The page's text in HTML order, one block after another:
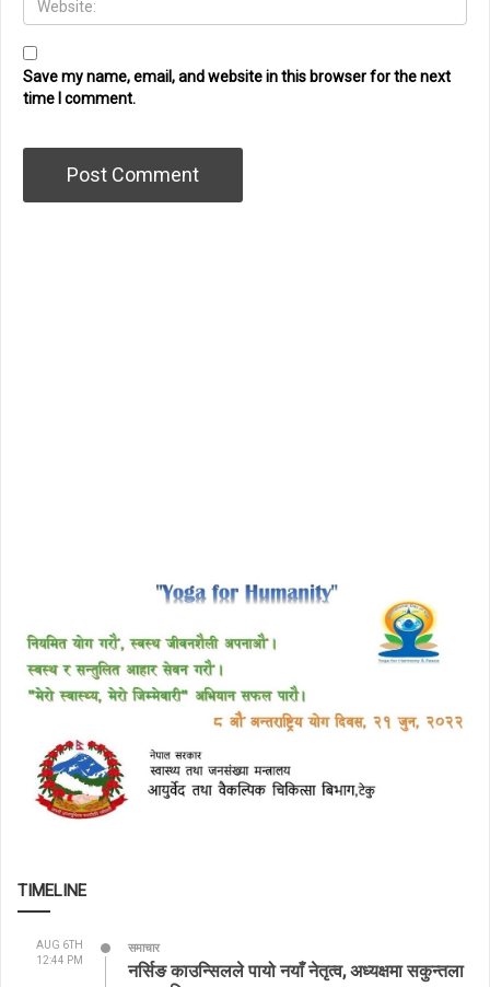
Save my name, email, and website in this browser for the next
time I comment.
TIMELINE
AUG 6TH
12:44 PM
समाचार
नर्सिङ काउन्सिलले पायो नयाँ नेतृत्व, अध्यक्षमा सकुन्तला